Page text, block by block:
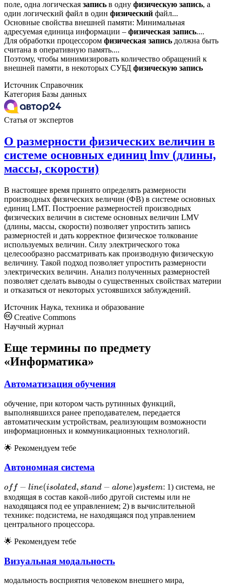
поле, одна логическая запись в одну физическую запись, а
один логический файл в один физический файл...
Основные свойства внешней памяти: Минимальная
адресуемая единица информации – физическая запись....
Для обработки процессором физическая запись должна быть
считана в оперативную память....
Поэтому, чтобы минимизировать количество обращений к
внешней памяти, в некоторых СУБД физическую запись
Источник Справочник
Категория Базы данных
Статья от экспертов
О размерности физических величин в
системе основных единиц lmv (длины,
массы, скорости)
В настоящее время принято определять размерности
производных физических величин (ФВ) в системе основных
единиц LMT. Построение размерностей производных
физических величин в системе основных величин LMV
(длины, массы, скорости) позволяет упростить запись
размерностей и дать корректное физическое толкование
используемых величин. Силу электрического тока
целесообразно рассматривать как производную физическую
величину. Такой подход позволяет упростить размерности
электрических величин. Анализ полученных размерностей
позволяет сделать выводы о существенных свойствах материи
и отказаться от некоторых устоявшихся заблуждений.
Источник Наука, техника и образование
Creative Commons
Научный журнал
Еще термины по предмету
«Информатика»
Автоматизация обучения
обучение, при котором часть рутинных функций,
выполнявшихся ранее преподавателем, передается
автоматическим устройствам, реализующим возможности
информационных и коммуникационных технологий.
🌟 Рекомендуем тебе
Автономная система
off− in e(isolated,stand− alone)s yst em
: 1) система, не
входящая в состав какой-либо другой системы или не
находящаяся под ее управлением; 2) в вычислительной
технике: подсистема, не находящаяся под управлением
центрального процессора.
🌟 Рекомендуем тебе
Визуальная модальность
модальность восприятия человеком внешнего мира,